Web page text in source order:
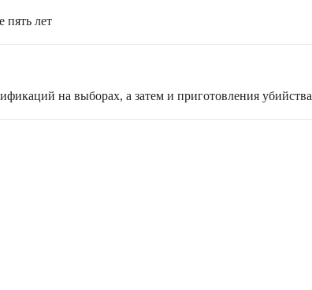
пять лет
на выборах, а затем и приготовления убийства